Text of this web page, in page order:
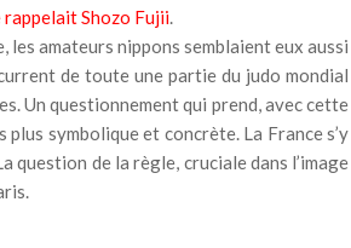
rappelait Shozo Fujii.
amateurs nippons semblaient eux aussi
de toute une partie du judo mondial
Un questionnement qui prend, avec cette
symbolique et concrète. La France s’y
question de la règle, cruciale dans l’image